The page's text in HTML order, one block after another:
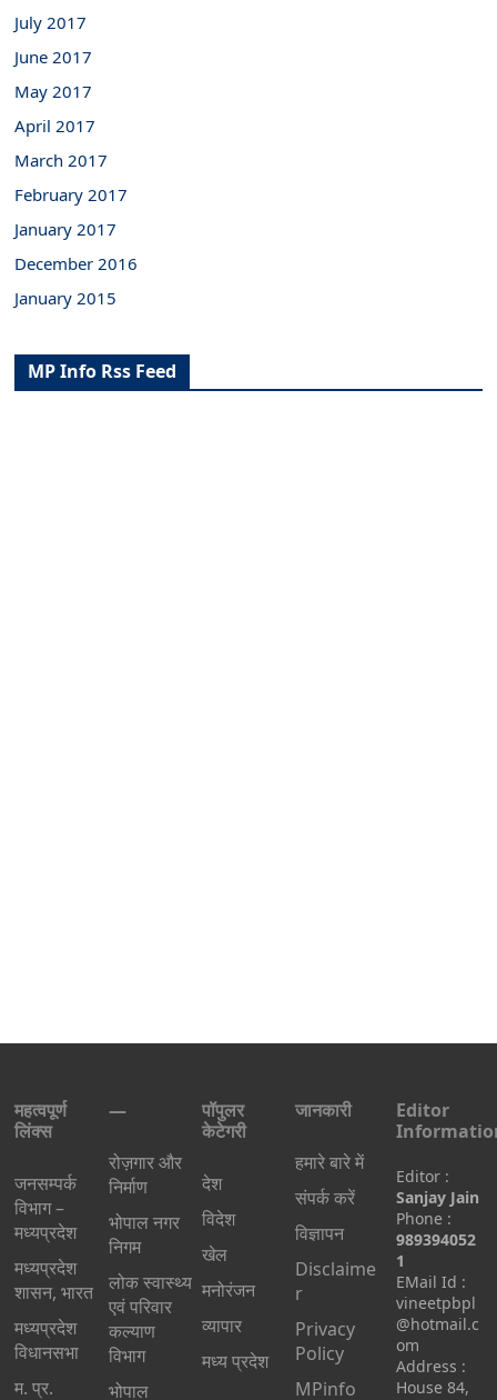
July 2017
June 2017
May 2017
April 2017
March 2017
February 2017
January 2017
December 2016
January 2015
MP Info Rss Feed
महत्वपूर्ण
लिंक्स
जनसम्पर्क
विभाग –
मध्यप्रदेश
मध्यप्रदेश
शासन, भारत
मध्‍यप्रदेश
विधानसभा
म. प्र.
—
रोज़गार और
निर्माण
भोपाल नगर
निगम
लोक स्वास्थ्य
एवं परिवार
कल्याण
विभाग
भोपाल
पॉपुलर
केटेगरी
देश
विदेश
खेल
मनोरंजन
व्यापार
मध्य प्रदेश
जानकारी
हमारे बारे में
संपर्क करें
विज्ञापन
Disclaime
r
Privacy
Policy
MPinfo
Editor
Editor :
Sanjay Jain
Phone :
989394052
1
EMail Id :
vineetpbpl
@hotmail.c
om
Address :
House 84,